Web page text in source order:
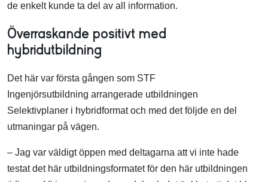
de enkelt kunde ta del av all information.
Överraskande positivt med
hybridutbildning
Det här var första gången som STF
Ingenjörsutbildning arrangerade utbildningen
Selektivplaner i hybridformat och med det följde en del
utmaningar på vägen.
– Jag var väldigt öppen med deltagarna att vi inte hade
testat det här utbildningsformatet för den här utbildningen